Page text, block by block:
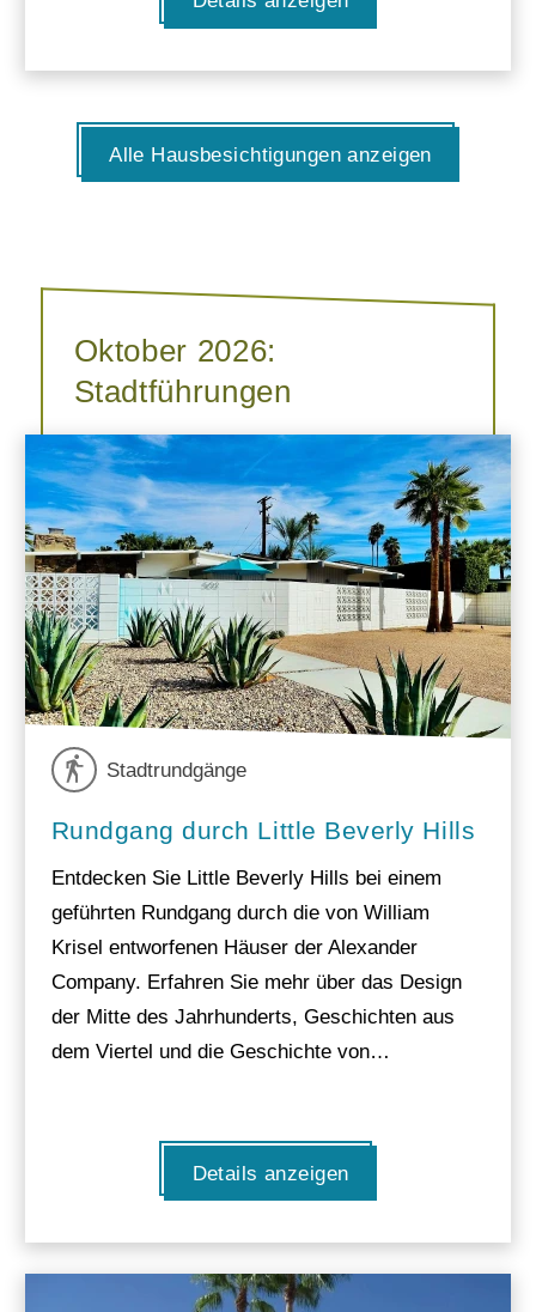
Alle Hausbesichtigungen anzeigen
Oktober 2026:
Stadtführungen
Stadtrundgänge
Rundgang durch Little Beverly Hills
Entdecken Sie Little Beverly Hills bei einem
geführten Rundgang durch die von William
Krisel entworfenen Häuser der Alexander
Company. Erfahren Sie mehr über das Design
der Mitte des Jahrhunderts, Geschichten aus
dem Viertel und die Geschichte von…
Details anzeigen